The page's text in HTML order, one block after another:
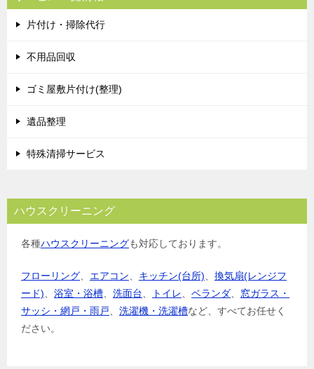
片付け・掃除代行
不用品回収
ゴミ屋敷片付け(整理)
遺品整理
特殊清掃サービス
ハウスクリーニング
各種ハウスクリーニングも対応しております。
フローリング エアコン キッチン(台所)
換気扇(レンジフ
ード)
浴室・浴槽 洗面台 トイレ ベランダ
窓ガラス・
サッシ・網戸・雨戸
洗濯機・洗濯槽など、すべてお任せく
ださい。